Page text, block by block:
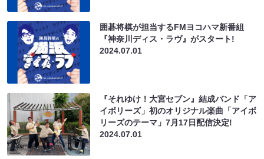
囲碁将棋が担当するFMヨコハマ新番組
『神奈川ディス・ラヴ』がスタート!
2024.07.01
『それゆけ！大宮セブン』結成バンド「ア
イボリーズ」初のオリジナル楽曲「アイボ
リーズのテーマ」7月17日配信決定!
2024.07.01